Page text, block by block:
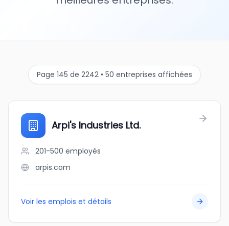
Page 145 de 2242 • 50 entreprises affichées
Arpi's Industries Ltd.
201-500 employés
arpis.com
Voir les emplois et détails